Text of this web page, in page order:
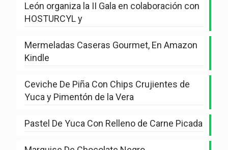
León organiza la II Gala en colaboración con
HOSTURCYL y
Mermeladas Caseras Gourmet, En Amazon
Kindle
Ceviche De Piña Con Chips Crujientes de
Yuca y Pimentón de la Vera
Pastel De Yuca Con Relleno de Carne Picada